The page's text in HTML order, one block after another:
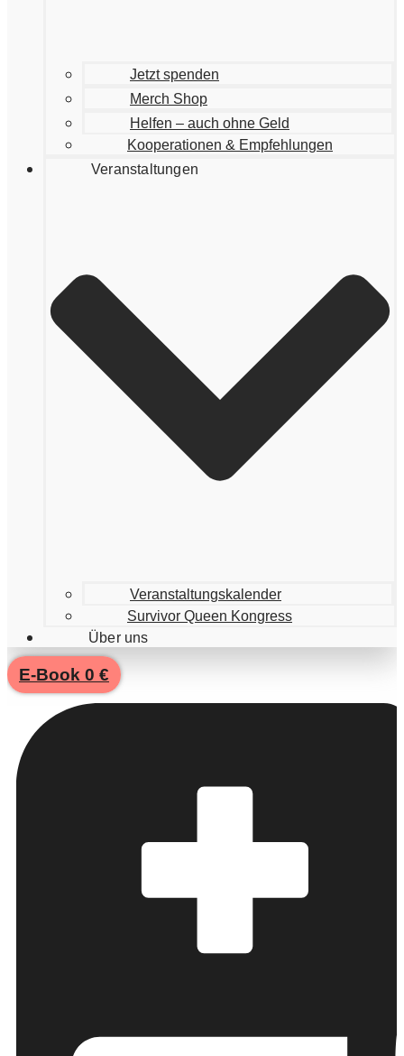
Jetzt spenden
Merch Shop
Helfen – auch ohne Geld
Kooperationen & Empfehlungen
Veranstaltungen
Veranstaltungskalender
Survivor Queen Kongress
Über uns
E-Book 0 €